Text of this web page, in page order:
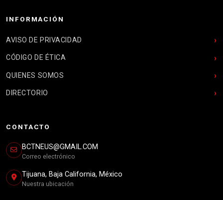
INFORMACIÓN
AVISO DE PRIVACIDAD
CÓDIGO DE ÉTICA
QUIENES SOMOS
DIRECTORIO
CONTACTO
BCTNEUS@GMAIL.COM
Correo electrónico
Tijuana, Baja California, México
Nuestra ubicación